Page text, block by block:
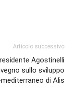
Articolo successivo
Agostinelli
sullo sviluppo
di Alis